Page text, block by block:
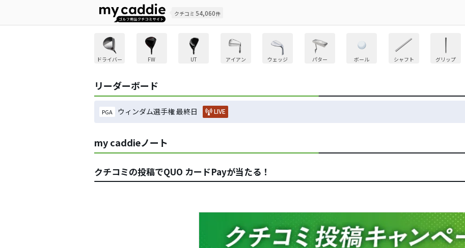
クチコミ 54,060件
ドライバー FW UT アイアン ウェッジ パター ボール シャフト グリップ
リーダーボード
PGA ウィンダム選手権 最終日 LIVE
my caddieノート
クチコミの投稿でQUO カードPayが当たる！